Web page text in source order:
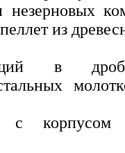
незерновых
из
в
с корпусом